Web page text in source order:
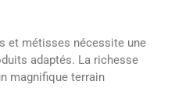
et métisses nécessite une
adaptés. La richesse
magnifique terrain